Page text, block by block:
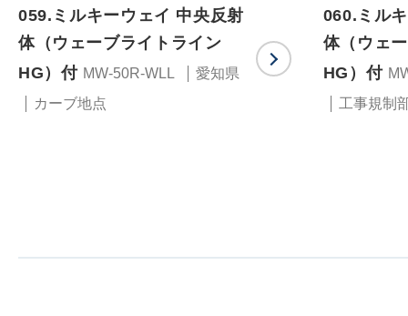
059.ミルキーウェイ 中央反射
体（ウェーブライトライン
HG）付 MW-50R-WLL
愛知県
カーブ地点
060.ミル
体（ウェ
HG）付
工事規制